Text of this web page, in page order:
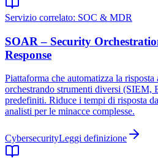
Servizio correlato: SOC & MDR
SOAR – Security
Response
Piattaforma che automatizza la
orchestrando strumenti diversi
predefiniti. Riduce i tempi di risposta
analisti per le minacce complesse.
CybersecurityLeggi definizione